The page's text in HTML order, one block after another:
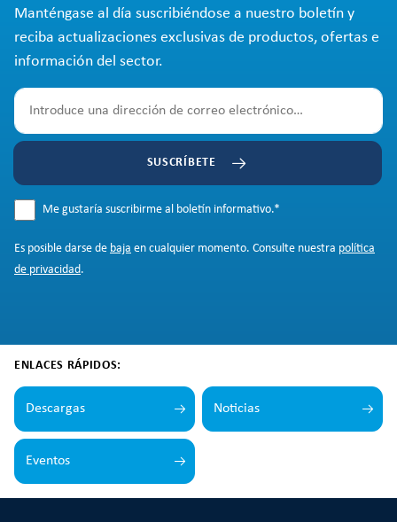
Manténgase al día suscribiéndose a nuestro boletín y
reciba actualizaciones exclusivas de productos, ofertas e
información del sector.
SUSCRÍBETE
Me gustaría suscribirme al boletín informativo.*
Es posible darse de baja en cualquier momento. Consulte nuestra política
de privacidad.
ENLACES RÁPIDOS:
Descargas Noticias
Eventos